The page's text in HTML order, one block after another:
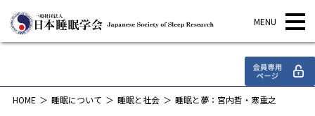
HOME 睡眠について 睡眠と社会 睡眠と夢：宮内哲・寒重之